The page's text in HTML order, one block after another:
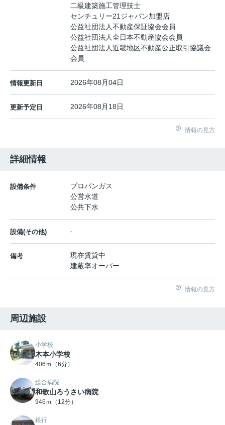
二級建築施工管理技士
センチュリー21ジャパン加盟店
公益社団法人不動産保証協会会員
公益社団法人全日本不動産協会会員
公益社団法人近畿地区不動産公正取引協議会
会員
情報更新日 2026年08月04日
更新予定日 2026年08月18日
情報の見方
詳細情報
設備条件
プロパンガス
公営水道
公共下水
設備(その他) -
備考
現在賃貸中
建蔽率オーバー
情報の見方
周辺施設
小学校
木本小学校
406ｍ（6分）
総合病院
和歌山ろうさい病院
946ｍ（12分）
銀行